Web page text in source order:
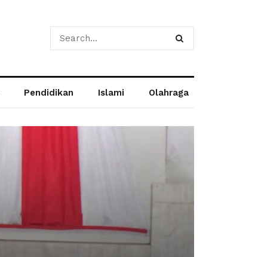
Pendidikan Islami Olahraga